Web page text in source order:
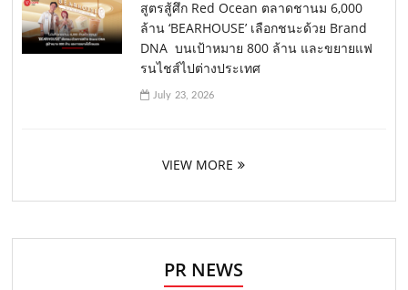
สูตรสู้ศึก Red Ocean ตลาดชานม 6,000
ล้าน ‘BEARHOUSE’ เลือกชนะด้วย Brand
DNA บนเป้าหมาย 800 ล้าน และขยายแฟ
รนไชส์ไปต่างประเทศ
July 23, 2026
VIEW MORE
PR NEWS